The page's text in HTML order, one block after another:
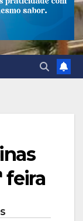
feira